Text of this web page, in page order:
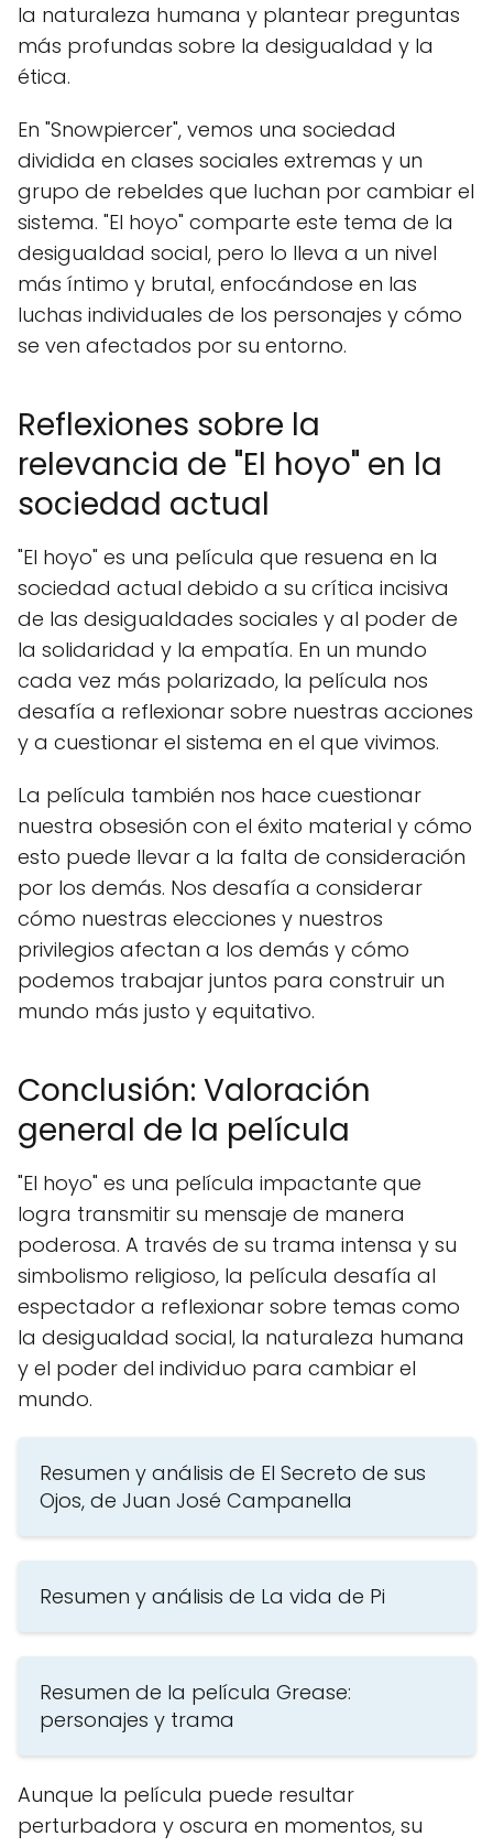
la naturaleza humana y plantear preguntas
más profundas sobre la desigualdad y la
ética.
En "Snowpiercer", vemos una sociedad
dividida en clases sociales extremas y un
grupo de rebeldes que luchan por cambiar el
sistema. "El hoyo" comparte este tema de la
desigualdad social, pero lo lleva a un nivel
más íntimo y brutal, enfocándose en las
luchas individuales de los personajes y cómo
se ven afectados por su entorno.
Reflexiones sobre la
relevancia de "El hoyo" en la
sociedad actual
"El hoyo" es una película que resuena en la
sociedad actual debido a su crítica incisiva
de las desigualdades sociales y al poder de
la solidaridad y la empatía. En un mundo
cada vez más polarizado, la película nos
desafía a reflexionar sobre nuestras acciones
y a cuestionar el sistema en el que vivimos.
La película también nos hace cuestionar
nuestra obsesión con el éxito material y cómo
esto puede llevar a la falta de consideración
por los demás. Nos desafía a considerar
cómo nuestras elecciones y nuestros
privilegios afectan a los demás y cómo
podemos trabajar juntos para construir un
mundo más justo y equitativo.
Conclusión: Valoración
general de la película
"El hoyo" es una película impactante que
logra transmitir su mensaje de manera
poderosa. A través de su trama intensa y su
simbolismo religioso, la película desafía al
espectador a reflexionar sobre temas como
la desigualdad social, la naturaleza humana
y el poder del individuo para cambiar el
mundo.
Resumen y análisis de El Secreto de sus
Ojos, de Juan José Campanella
Resumen y análisis de La vida de Pi
Resumen de la película Grease:
personajes y trama
Aunque la película puede resultar
perturbadora y oscura en momentos, su